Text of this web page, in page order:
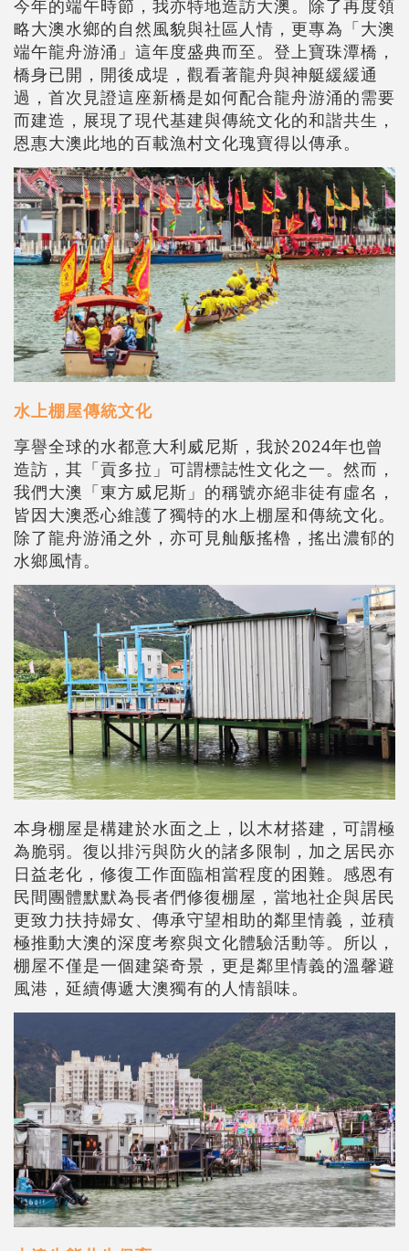
今年的端午時節，我亦特地造訪大澳。除了再度領
略大澳水鄉的自然風貌與社區人情，更專為「大澳
端午龍舟游涌」這年度盛典而至。登上寶珠潭橋，
橋身已開，開後成堤，觀看著龍舟與神艇緩緩通
過，首次見證這座新橋是如何配合龍舟游涌的需要
而建造，展現了現代基建與傳統文化的和諧共生，
恩惠大澳此地的百載漁村文化瑰寶得以傳承。
水上棚屋傳統文化
享譽全球的水都意大利威尼斯，我於2024年也曾
造訪，其「貢多拉」可謂標誌性文化之一。然而，
我們大澳「東方威尼斯」的稱號亦絕非徒有虛名，
皆因大澳悉心維護了獨特的水上棚屋和傳統文化。
除了龍舟游涌之外，亦可見舢舨搖櫓，搖出濃郁的
水鄉風情。
本身棚屋是構建於水面之上，以木材搭建，可謂極
為脆弱。復以排污與防火的諸多限制，加之居民亦
日益老化，修復工作面臨相當程度的困難。感恩有
民間團體默默為長者們修復棚屋，當地社企與居民
更致力扶持婦女、傳承守望相助的鄰里情義，並積
極推動大澳的深度考察與文化體驗活動等。所以，
棚屋不僅是一個建築奇景，更是鄰里情義的溫馨避
風港，延續傳遞大澳獨有的人情韻味。